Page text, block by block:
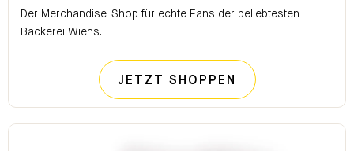
Der Merchandise-Shop für echte Fans der beliebtesten
Bäckerei Wiens.
JETZT SHOPPEN STRÖCK